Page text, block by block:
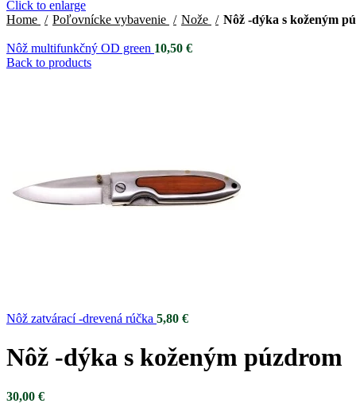
Click to enlarge
Home
Poľovnícke vybavenie Nože Nôž -dýka s koženým
Nôž multifunkčný OD green 10,50 €
Back to products
Nôž zatvárací -drevená rúčka 5,80 €
Nôž -dýka s koženým púzdrom
30,00 €